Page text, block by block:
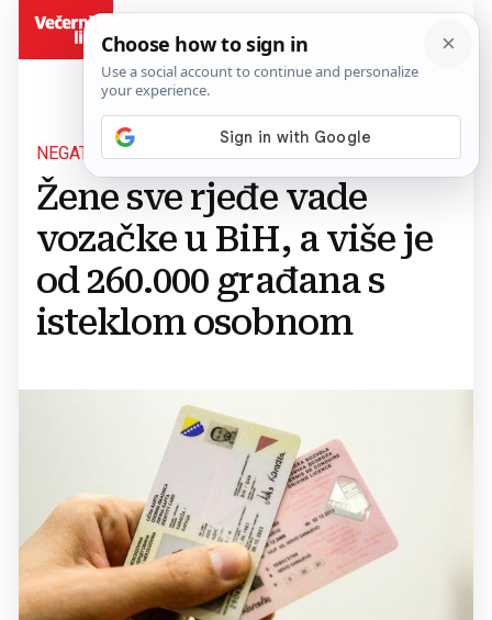
NEGATIVNI PRIMJERI U BIH
Žene sve rjeđe vade
vozačke u BiH, a više je
od 260.000 građana s
isteklom osobnom